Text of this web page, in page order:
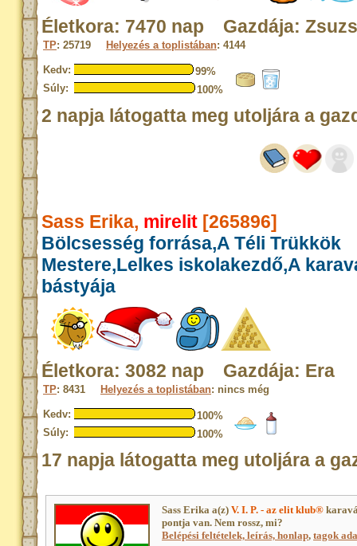
Életkora: 7470 nap Gazdája:
TP: 25719 Helyezés a toplistában: 4144
Kedv:
99%
Súly:
100%
2 napja látogatta meg utoljára a
Sass Erika, mirelit [265896]
Bölcsesség forrása,A Téli Trükkök
Mestere,Lelkes iskolakezdő,A
bástyája
Életkora: 3082 nap Gazdája: Era
TP: 8431 Helyezés a toplistában: nincs még
Kedv:
100%
Súly:
100%
17 napja látogatta meg utoljára a
Sass Erika a(z) V. I. P. - az elit klub®
pontja van. Nem rossz, mi?
Belépési feltételek, leírás, honlap, tagok